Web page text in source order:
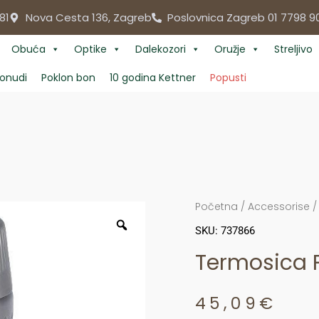
Nova Cesta 136, Zagreb Poslovnica Zagreb 01 7798
Obuća Optike Dalekozori Oružje Streljivo
Poklon bon 10 godina Kettner Popusti
Početna / Accessorise /
SKU: 737866
Termosica
45,09 €